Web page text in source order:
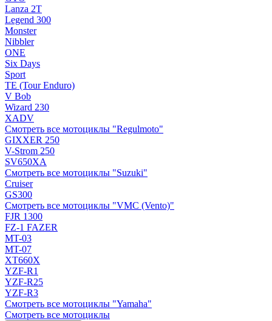
Lanza 2T
Legend 300
Monster
Nibbler
ONE
Six Days
Sport
TE (Tour Enduro)
V Bob
Wizard 230
XADV
Смотреть все мотоциклы "Regulmoto"
GIXXER 250
V-Strom 250
SV650XA
Смотреть все мотоциклы "Suzuki"
Cruiser
GS300
Смотреть все мотоциклы "VMC (Vento)"
FJR 1300
FZ-1 FAZER
MT-03
MT-07
XT660X
YZF-R1
YZF-R25
YZF-R3
Смотреть все мотоциклы "Yamaha"
Смотреть все мотоциклы